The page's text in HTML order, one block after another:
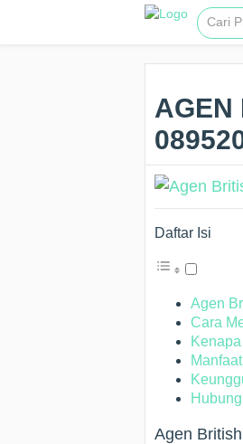
AGEN
Daftar Isi
Agen
Cara
Agen